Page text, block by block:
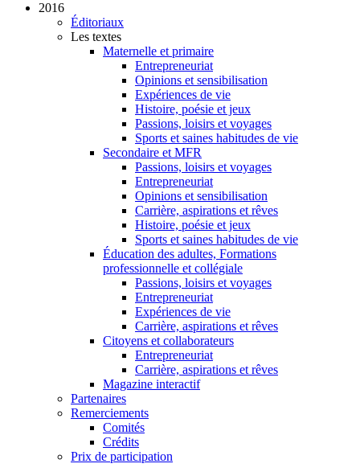
2016
Éditoriaux
Les textes
Maternelle et primaire
Entrepreneuriat
Opinions et sensibilisation
Expériences de vie
Histoire, poésie et jeux
Passions, loisirs et voyages
Sports et saines habitudes de vie
Secondaire et MFR
Passions, loisirs et voyages
Entrepreneuriat
Opinions et sensibilisation
Carrière, aspirations et rêves
Histoire, poésie et jeux
Sports et saines habitudes de vie
Éducation des adultes, Formations
professionnelle et collégiale
Passions, loisirs et voyages
Entrepreneuriat
Expériences de vie
Carrière, aspirations et rêves
Citoyens et collaborateurs
Entrepreneuriat
Carrière, aspirations et rêves
Magazine interactif
Partenaires
Remerciements
Comités
Crédits
Prix de participation